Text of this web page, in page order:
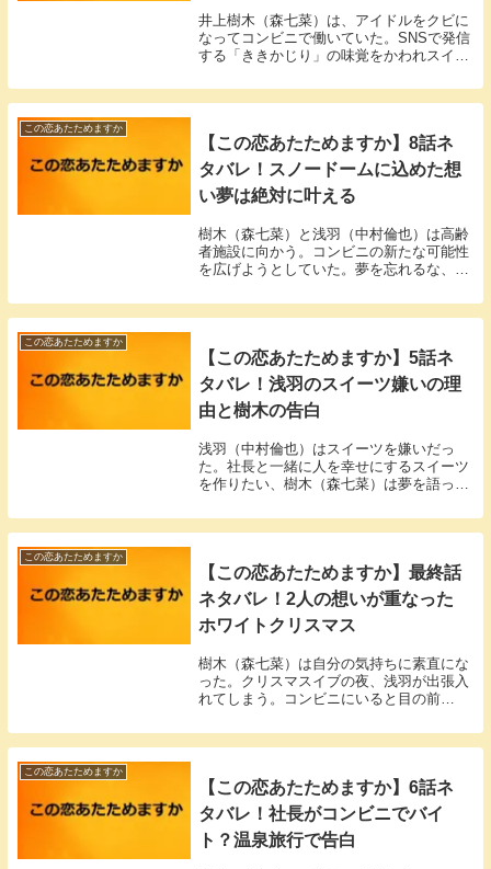
井上樹木（森七菜）は、アイドルをクビに
なってコンビニで働いていた。SNSで発信
する「ききかじり」の味覚をかわれスイー
この恋あたためますか
【この恋あたためますか】8話ネ
タバレ！スノードームに込めた想
い夢は絶対に叶える
樹木（森七菜）と浅羽（中村倫也）は高齢
者施設に向かう。コンビニの新たな可能性
を広げようとしていた。夢を忘れるな、2
この恋あたためますか
【この恋あたためますか】5話ネ
タバレ！浅羽のスイーツ嫌いの理
由と樹木の告白
浅羽（中村倫也）はスイーツを嫌いだっ
た。社長と一緒に人を幸せにするスイーツ
を作りたい、樹木（森七菜）は夢を語っ
この恋あたためますか
【この恋あたためますか】最終話
ネタバレ！2人の想いが重なった
ホワイトクリスマス
樹木（森七菜）は自分の気持ちに素直にな
った。クリスマスイブの夜、浅羽が出張入
れてしまう。コンビニにいると目の前
この恋あたためますか
【この恋あたためますか】6話ネ
タバレ！社長がコンビニでバイ
ト？温泉旅行で告白